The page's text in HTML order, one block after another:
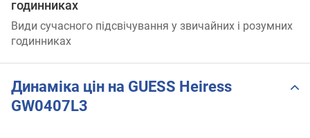
годинниках
Види сучасного підсвічування у звичайних і розумних
годинниках
Динаміка цін на GUESS Heiress
GW0407L3